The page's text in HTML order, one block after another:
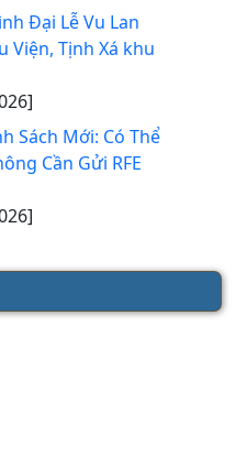
Đại Lễ Vu Lan
Viện, Tịnh Xá khu
Sách Mới: Có Thể
Cần Gửi RFE